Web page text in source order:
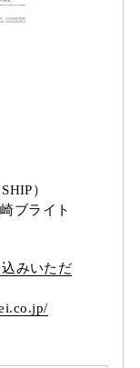
）
ブライト
みいただ